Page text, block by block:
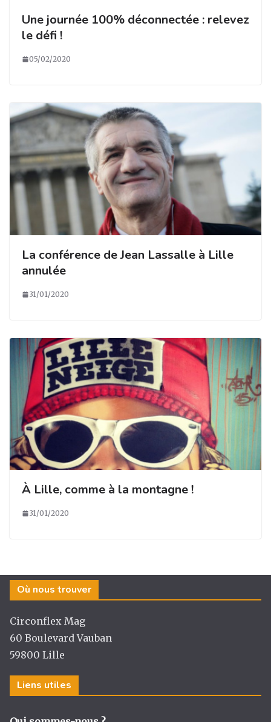
Une journée 100% déconnectée : relevez
le défi !
05/02/2020
La conférence de Jean Lassalle à Lille
annulée
31/01/2020
À Lille, comme à la montagne !
31/01/2020
Où nous trouver
Circonflex Mag
60 Boulevard Vauban
59800 Lille
Liens utiles